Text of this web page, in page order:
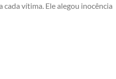
vítima. Ele alegou inocência